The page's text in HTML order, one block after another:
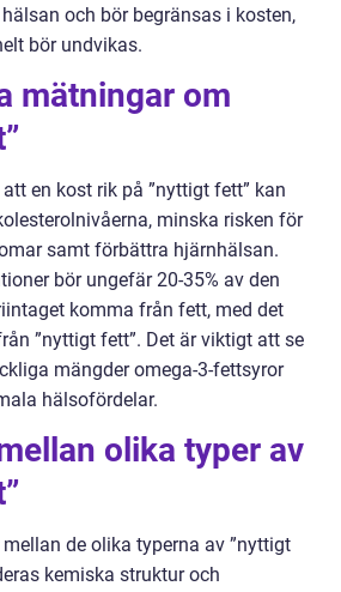
och bör begränsas i kosten,
bör undvikas.
mätningar om
en kost rik på ”nyttigt fett” kan
minska risken för
samt förbättra hjärnhälsan.
bör ungefär 20-35% av den
komma från fett, med det
”nyttigt fett”. Det är viktigt att se
mängder omega-3-fettsyror
hälsofördelar.
olika typer av
de olika typerna av ”nyttigt
kemiska struktur och